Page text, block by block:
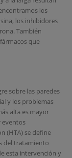
los
los inhibidores
También
que
sobre las paredes
y los problemas
alta es mayor
eventos
(HTA) se define
del tratamiento
esta intervención y